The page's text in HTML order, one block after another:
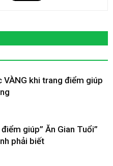
VÀNG khi trang điểm giúp
giúp” Ăn Gian Tuổi”
phải biết